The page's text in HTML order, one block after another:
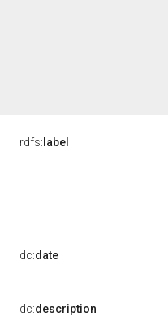
rdfs: label
dc:date
dc:description